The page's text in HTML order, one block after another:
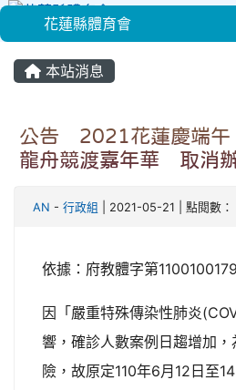
花蓮縣體育會
本站消息
公告╭2021花蓮慶端午
龍舟競渡嘉年華╮取消
AN - 行政組 | 2021-05-21 | 點閱數：
依據：府教體字第
因「嚴重特殊傳染性肺炎
響，確診人數案例日趨增加
險，故原定110年6月12日至